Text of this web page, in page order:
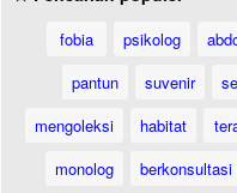
fobia psikolog
pantun
suvenir
mengoleksi
habitat
monolog
berkonsultasi